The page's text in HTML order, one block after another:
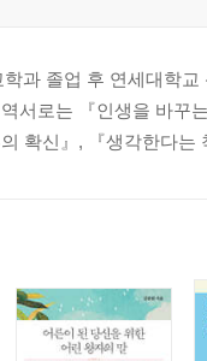
과 졸업 후 연세대학
서로는 『인생을 바꾸
확신』, 『생각한다는